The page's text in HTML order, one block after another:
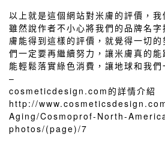
以上就是這個網站對米膚的評價，
雖然說作者不小心將我們的品牌名
膚能得到這樣的評價，就覺得一切
們一定要再繼續努力，讓米膚真的
能輕鬆落實綠色消費，讓地球和我們
–
cosmeticdesign.com的詳情介紹
http://
Aging/Cosmoprof-North-
photos/(page)/7